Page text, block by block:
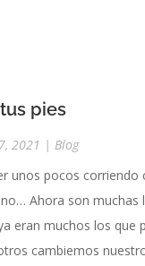
pies
2021 |Blog
unos pocos
Ahora son muchas
eran muchos los que
cambiemos